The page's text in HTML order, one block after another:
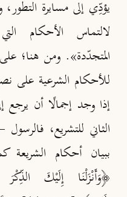
يؤدِّي إلى مسايرة
لالتماس الأحكام
المتجدّدة». ومن هنا؛ على
للأحكام الشرعية على
إذا وجد إجمالًا أن يرجع
الثاني للتشريع،
ببيان أحكام الشريعة
﴿وَأَنْزَلْنَا إِلَيْكَ